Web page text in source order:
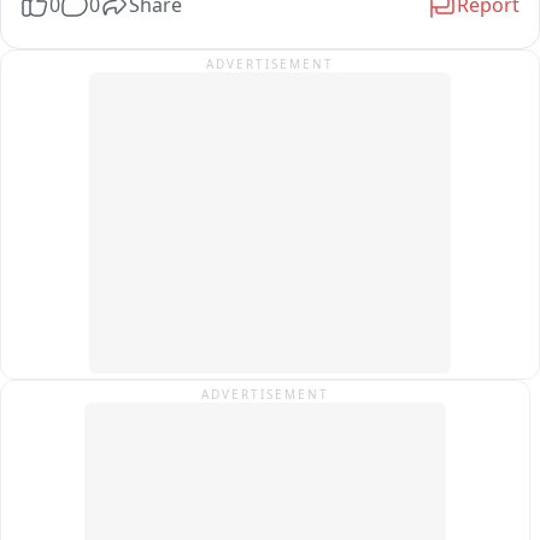
करने की तैयारी की जा रही है, जिसका वे विरोध कर रहे हैं. उनका कहना है
ADVERTISEMENT
ADVERTISEMENT